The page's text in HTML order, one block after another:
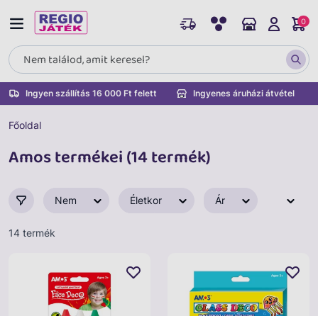
Ingyen szállítás 16 000 Ft felett Ingyenes áruházi átvétel
0
Főoldal
Amos termékei (14 termék)
Nem Életkor Ár
14 termék